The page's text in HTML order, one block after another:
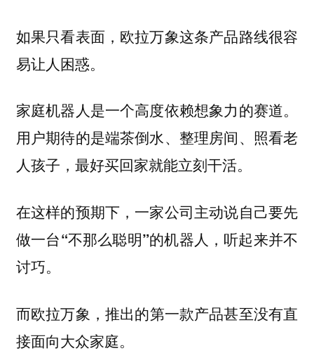
如果只看表面，欧拉万象这条产品路线很容
易让人困惑。
家庭机器人是一个高度依赖想象力的赛道。
用户期待的是端茶倒水、整理房间、照看老
人孩子，最好买回家就能立刻干活。
在这样的预期下，一家公司主动说自己要先
做一台“不那么聪明”的机器人，听起来并不
讨巧。
而欧拉万象， 推出的第一款产品甚至没有直
接面向大众家庭。